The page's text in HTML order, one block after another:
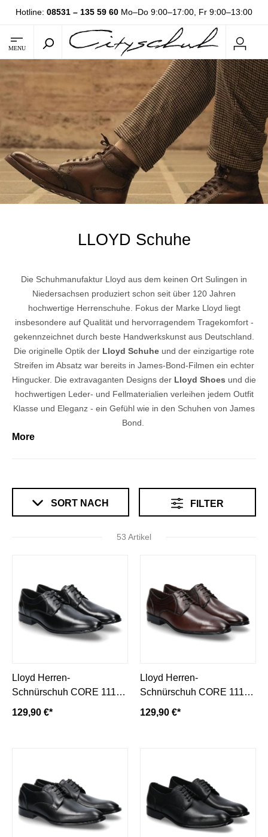
Hotline: 08531 – 135 59 60 Mo–Do 9:00–17:00, Fr 9:00–13:00
MENU
LLOYD Schuhe
Die Schuhmanufaktur Lloyd aus dem keinen Ort Sulingen in
Niedersachsen produziert schon seit über 120 Jahren
hochwertige Herrenschuhe. Fokus der Marke Lloyd liegt
insbesondere auf Qualität und hervorragendem Tragekomfort -
gekennzeichnet durch beste Handwerkskunst aus Deutschland.
Die originelle Optik der Lloyd Schuhe und der einzigartige rote
Streifen im Absatz war bereits in James-Bond-Filmen ein echter
Hingucker. Die extravaganten Designs der Lloyd Shoes und die
hochwertigen Leder- und Fellmaterialien verleihen jedem Outfit
Klasse und Eleganz - ein Gefühl wie in den Schuhen von James
Bond.
More
SORT NACH FILTER
53 Artikel
Lloyd Herren-
Schnürschuh CORE 111-
schwarz/ black
129,90 €*
Lloyd Herren-
Schnürschuh CORE 111-
testa di moro/ dunkelbraun
129,90 €*